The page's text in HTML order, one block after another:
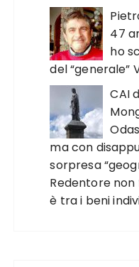
47
ho
del “generale”
CAI
ma con
sorpresa
Redentore
è tra i beni